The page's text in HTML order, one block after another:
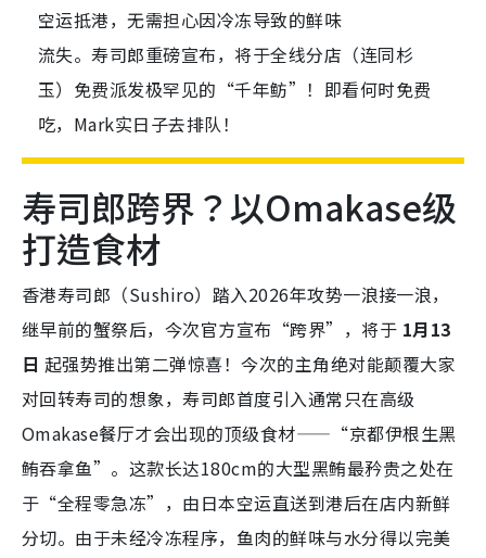
空运抵港，无需担心因冷冻导致的鲜味
流失。寿司郎重磅宣布，将于全线分店（连同杉
玉）免费派发极罕见的“千年鲂”！即看何时免费
吃，Mark实日子去排队！
寿司郎跨界？以Omakase级
打造食材
香港寿司郎（Sushiro）踏入2026年攻势一浪接一浪，
继早前的蟹祭后，今次官方宣布“跨界”，将于 1月13
日 起强势推出第二弹惊喜！今次的主角绝对能颠覆大家
对回转寿司的想象，寿司郎首度引入通常只在高级
Omakase餐厅才会出现的顶级食材——“京都伊根生黑
鲔吞拿鱼”。这款长达180cm的大型黑鲔最矜贵之处在
于“全程零急冻”，由日本空运直送到港后在店内新鲜
分切。由于未经冷冻程序，鱼肉的鲜味与水分得以完美